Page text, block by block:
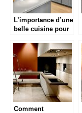
L’importance d’une
belle cuisine pour
Comment